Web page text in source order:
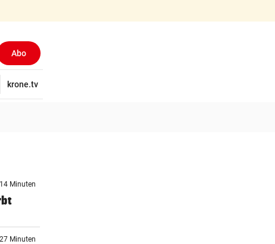
Abo
Wirtschaft
krone.tv
Minuten
Minuten